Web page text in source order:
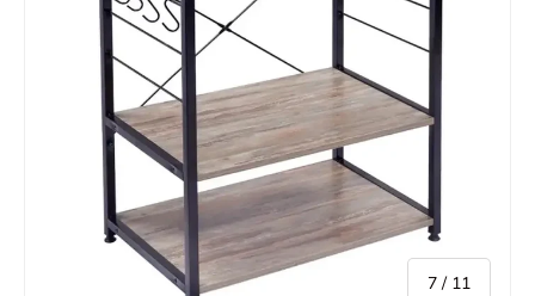
7 / von
11